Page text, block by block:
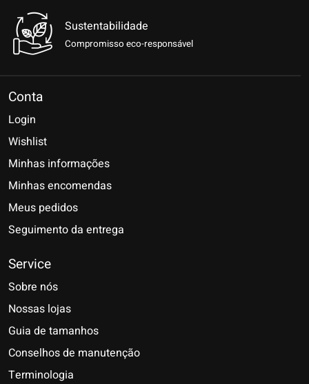
Sustentabilidade
Compromisso eco-responsável
Conta
Login
Wishlist
Minhas informações
Minhas encomendas
Meus pedidos
Seguimento da entrega
Service
Sobre nós
Nossas lojas
Guia de tamanhos
Conselhos de manutenção
Terminologia